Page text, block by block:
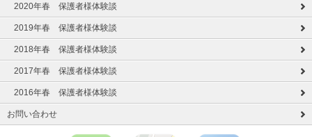
2020年春 保護者様体験談
2019年春 保護者様体験談
2018年春 保護者様体験談
2017年春 保護者様体験談
2016年春 保護者様体験談
お問い合わせ